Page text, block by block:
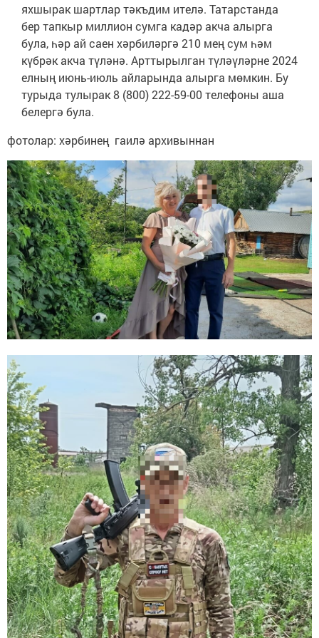
яхшырак шартлар тәкъдим ителә. Татарстанда
бер тапкыр миллион сумга кадәр акча алырга
була, һәр ай саен хәрбиләргә 210 мең сум һәм
күбрәк акча түләнә. Арттырылган түләүләрне 2024
елның июнь-июль айларында алырга мөмкин. Бу
турыда тулырак 8 (800) 222-59-00 телефоны аша
белергә була.
фотолар: хәрбинең гаилә архивыннан